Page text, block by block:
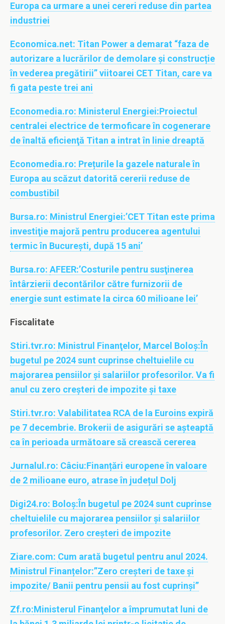
Europa ca urmare a unei cereri reduse din partea
industriei
Economica.net: Titan Power a demarat “faza de
autorizare a lucrărilor de demolare și construcție
în vederea pregătirii” viitoarei CET Titan, care va
fi gata peste trei ani
Economedia.ro: Ministerul Energiei:Proiectul
centralei electrice de termoficare în cogenerare
de înaltă eficienţă Titan a intrat în linie dreaptă
Economedia.ro: Prețurile la gazele naturale în
Europa au scăzut datorită cererii reduse de
combustibil
Bursa.ro: Ministrul Energiei:’CET Titan este prima
investiţie majoră pentru producerea agentului
termic în Bucureşti, după 15 ani’
Bursa.ro: AFEER:’Costurile pentru susţinerea
întârzierii decontărilor către furnizorii de
energie sunt estimate la circa 60 milioane lei’
Fiscalitate
Stiri.tvr.ro: Ministrul Finanţelor, Marcel Boloş:În
bugetul pe 2024 sunt cuprinse cheltuielile cu
majorarea pensiilor și salariilor profesorilor. Va fi
anul cu zero creşteri de impozite şi taxe
Stiri.tvr.ro: Valabilitatea RCA de la Euroins expiră
pe 7 decembrie. Brokerii de asigurări se aşteaptă
ca în perioada următoare să crească cererea
Jurnalul.ro: Câciu:Finanțări europene în valoare
de 2 milioane euro, atrase în județul Dolj
Digi24.ro: Boloş:În bugetul pe 2024 sunt cuprinse
cheltuielile cu majorarea pensiilor și salariilor
profesorilor. Zero creşteri de impozite
Ziare.com: Cum arată bugetul pentru anul 2024.
Ministrul Finanțelor:”Zero creşteri de taxe şi
impozite/ Banii pentru pensii au fost cuprinşi”
Zf.ro:Ministerul Finanţelor a împrumutat luni de